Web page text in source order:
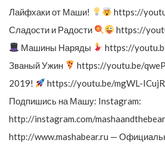
Лайфхаки от Маши!
https://
Сладости и Радости
https://
Машины Наряды
https://
Званый Ужин
https://youtu.be/
2019!
https://youtu.be/mgWL-
Подпишись на Машу: Instagram:
http://instagram.com/
http://www.mashabear.ru —